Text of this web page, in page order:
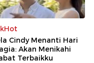
Cindy Menanti Hari
Akan Menikahi
Terbaikku